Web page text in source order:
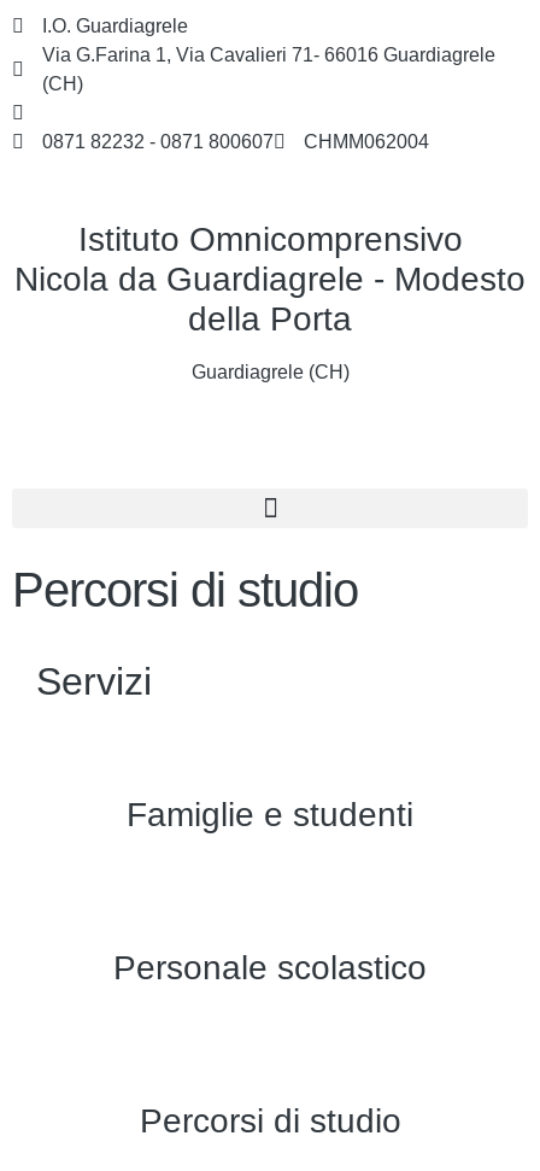
I.O. Guardiagrele
Via G.Farina 1, Via Cavalieri 71- 66016 Guardiagrele
(CH)
0871 82232 - 0871 800607
CHMM062004
Istituto Omnicomprensivo
Nicola da Guardiagrele - Modesto
della Porta
Guardiagrele (CH)
Percorsi di studio
Servizi
Famiglie e studenti
Personale scolastico
Percorsi di studio